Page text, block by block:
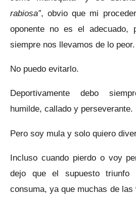
rabiosa”, obvio que mi
oponente no es el adecuado,
siempre nos llevamos de lo peor.
No puedo evitarlo.
Deportivamente debo
humilde, callado y perseverante.
Pero soy mula y solo quiero
Incluso cuando pierdo o voy
dejo que el supuesto triunfo
consuma, ya que muchas de